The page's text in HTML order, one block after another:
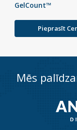
GelCount™
Pieprasīt
Mēs